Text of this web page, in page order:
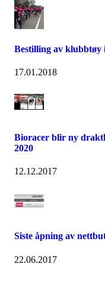
Bestilling av klubbtøy
17.01.2018
Bioracer blir ny
2020
12.12.2017
Siste åpning av
22.06.2017